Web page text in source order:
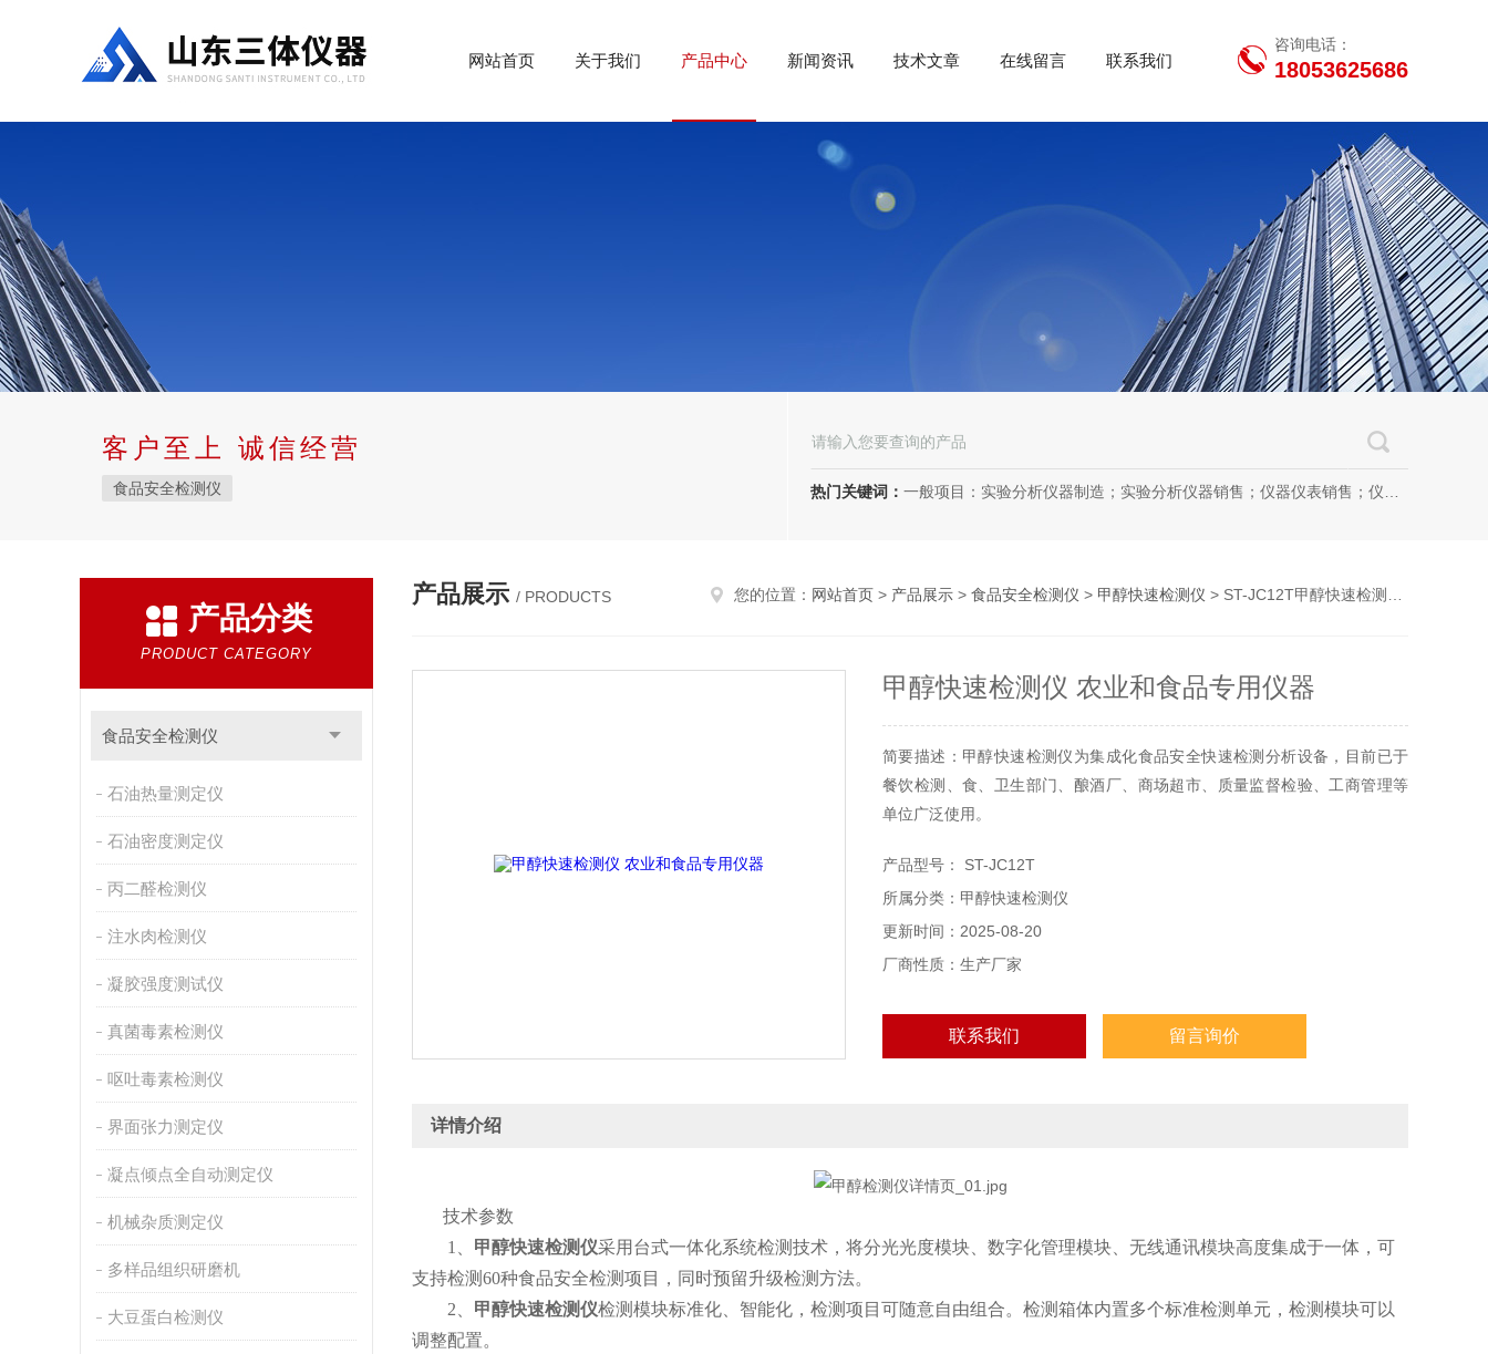
网站首页 关于我们 产品中心 新闻资讯 技术文章 在线留言 联系我们
咨询电话：
18053625686
客户至上 诚信经营
食品安全检测仪 热门关键词： 一般项目：实验分析仪器制造；实验分析仪器销售；仪器仪表销售；仪器仪表制造；电子测量仪器销售；电子测量仪器制造；电子产品销售；环境保护专用设备制造；环境保护专用设备销售；办公设备销售；办公设备耗材制造；专用设备修理；信息安全设备制造；信息安全设备销售；物联网设备制造；通信设备制造；电子（气）物理设备及其他电子设备制造；技术服务、技术开发、技术咨询、技术交流、技术转让、技术推广；软件开发；光污染治理服务；工程管理服务；电子专用设备制造；教学用模型及教具制造；教学用模型及教具销售；金属材料销售；通讯设备销售；通讯设备修理；五金产品制造；五金产品批发；五金产品零售；五金产品研发；信息咨询服务（不含许可类信息咨询服务）；信息技术咨询服务；物联网设备销售（除依法须经批准的项目外，凭营业执照依法自主开展经营活动）许可项目：房屋建筑和市政基础设施项目工程总承包；互联网平台（依法须经批准的项目，经相关部门批准后方可开展经营活动，具体经营项目以审批结果为准）
产品分类
PRODUCT CATEGORY
食品安全检测仪
石油热量测定仪
石油密度测定仪
丙二醛检测仪
注水肉检测仪
凝胶强度测试仪
真菌毒素检测仪
呕吐毒素检测仪
界面张力测定仪
凝点倾点全自动测定仪
机械杂质测定仪
多样品组织研磨机
大豆蛋白检测仪
产品展示 / PRODUCTS 您的位置： 网站首页 > 产品展示 > 食品安全检测仪 > 甲醇快速检测仪 > ST-JC12T甲醇快速检测仪 农业和食品专用仪器
甲醇快速检测仪 农业和食品专用仪器
简要描述：甲醇快速检测仪为集成化食品安全快速检测分析设备，目前已于
餐饮检测、食、卫生部门、酿酒厂、商场超市、质量监督检验、工商管理等
单位广泛使用。
产品型号： ST-JC12T
所属分类：甲醇快速检测仪
更新时间：2025-08-20
厂商性质：生产厂家
联系我们 留言询价
详情介绍
技术参数
1、 甲醇快速检测仪采用台式一体化系统检测技术，将分光光度模块、数字化管理模块、无线通讯模块高度集成于一体，可
支持检测60种食品安全检测项目，同时预留升级检测方法。
2、 甲醇快速检测仪检测模块标准化、智能化，检测项目可随意自由组合。检测箱体内置多个标准检测单元，检测模块可以
调整配置。